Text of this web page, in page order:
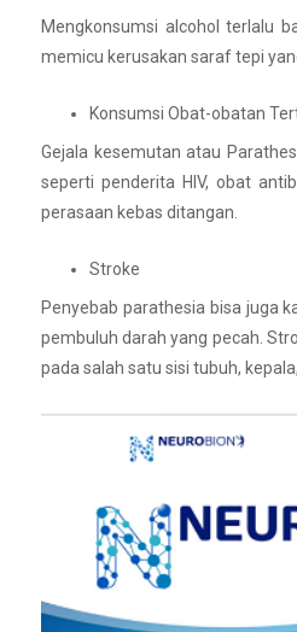
Mengkonsumsi alcohol terlalu
memicu kerusakan saraf tepi
Konsumsi Obat-obatan
Gejala kesemutan atau
seperti penderita HIV, obat
perasaan kebas ditangan.
Stroke
Penyebab parathesia bisa juga
pembuluh darah yang pecah.
pada salah satu sisi tubuh,